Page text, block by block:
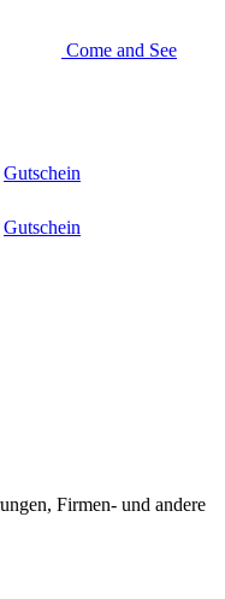
Come and See
Gutschein
Gutschein